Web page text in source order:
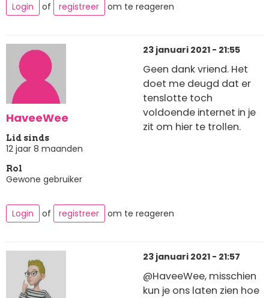
Login of registreer om te reageren
HaveeWee
Lid sinds
12 jaar 8 maanden
Rol
Gewone gebruiker
23 januari 2021 - 21:55
Geen dank vriend. Het
doet me deugd dat er
tenslotte toch
voldoende internet in je
zit om hier te trollen.
Login of registreer om te reageren
23 januari 2021 - 21:57
@HaveeWee, misschien
kun je ons laten zien hoe